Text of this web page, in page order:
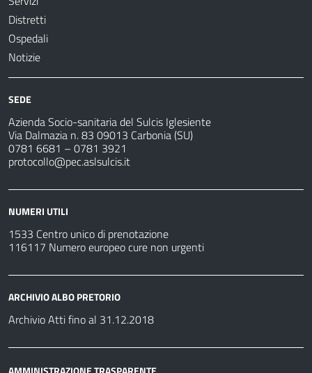
Distretti
Ospedali
Notizie
SEDE
Azienda Socio-sanitaria del Sulcis Iglesiente
Via Dalmazia n. 83 09013 Carbonia (SU)
0781 6681 – 0781 3921
protocollo@pec.aslsulcis.it
NUMERI UTILI
1533 Centro unico di prenotazione
116117 Numero europeo cure non urgenti
ARCHIVIO ALBO PRETORIO
Archivio Atti fino al 31.12.2018